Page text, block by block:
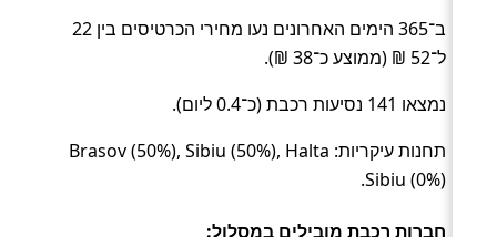
ב־365 הימים האחרונים נעו מחירי הכרטיסים בין 22
ל־52 ₪ (ממוצע כ־38 ₪).
נמצאו 141 נסיעות רכבת (כ־0.4 ליום).
תחנות עיקריות: Brasov (50%), Sibiu (50%), Halta
Sibiu (0%).
חברות רכבת מובילים במסלול: